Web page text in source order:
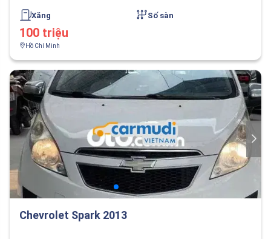
Xăng Số sàn
100 triệu
Hồ Chí Minh
Chevrolet Spark 2013